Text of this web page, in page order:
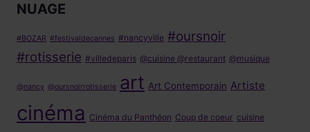
NUAGE
#BOZAR #festivaldecannes #nancyville #oursnoir
#rotisserie #villedeparis @cuisine @restaurant @musique
@nancy @oursnoirrotisserie art Art Contemporain Artiste
cinéma Cinéma du Panthéon Coup de coeur cuisine